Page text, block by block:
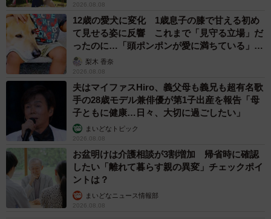
2026.08.08
12歳の愛犬に変化 1歳息子の膝で甘える初め
て見せる姿に反響 これまで「見守る立場」だ
ったのに…「頭ポンポンが愛に満ちている」
「尊…」
梨木 香奈
2026.08.08
夫はマイファスHiro、義父母も義兄も超有名歌
手の28歳モデル兼俳優が第1子出産を報告「母
子ともに健康…日々、大切に過ごしたい」
まいどなトピック
2026.08.08
お盆明けは介護相談が3割増加 帰省時に確認
したい「離れて暮らす親の異変」チェックポイ
ントは？
まいどなニュース情報部
2026.08.08